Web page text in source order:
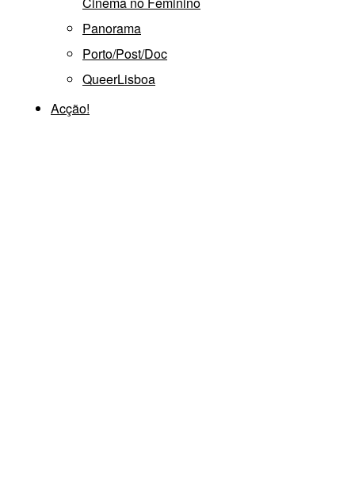
Panorama
Porto/Post/Doc
QueerLisboa
Acção!